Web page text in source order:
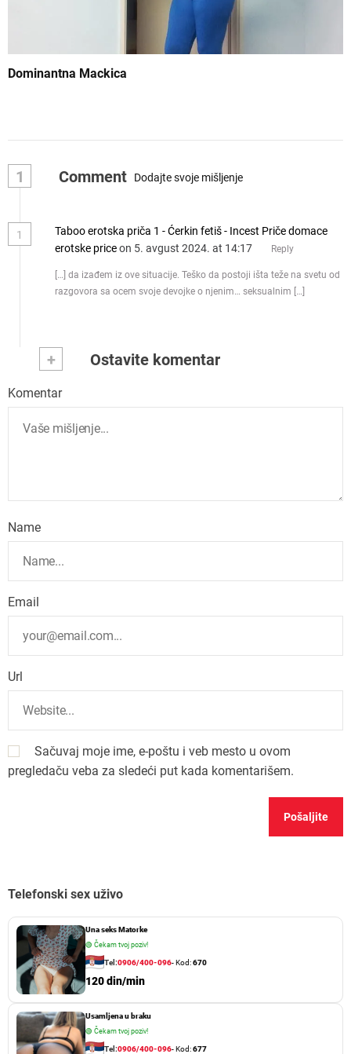
Dominantna Mackica
1 Comment Dodajte svoje mišljenje
1
Taboo erotska priča 1 - Ćerkin fetiš - Incest Priče domace
erotske priceon 5. avgust 2024. at 14:17 Reply
[…] da izađem iz ove situacije. Teško da postoji išta teže na svetu od
razgovora sa ocem svoje devojke o njenim… seksualnim […]
+ Ostavite komentar
Komentar
Name
Email
Url
Sačuvaj moje ime, e-poštu i veb mesto u ovom
pregledaču veba za sledeći put kada komentarišem.
Telefonski sex uživo
Una seks Matorke
🟢 Čekam tvoj poziv!
Tel:0906/400-096- Kod:670
120 din/min
Usamljena u braku
🟢 Čekam tvoj poziv!
Tel:0906/400-096- Kod:677